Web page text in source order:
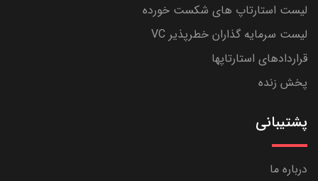
لیست استارتاپ های شکست خورده
لیست سرمایه گذاران خطرپذیر VC
قراردادهای استارتاپها
پخش زنده
پشتیبانی
درباره ما